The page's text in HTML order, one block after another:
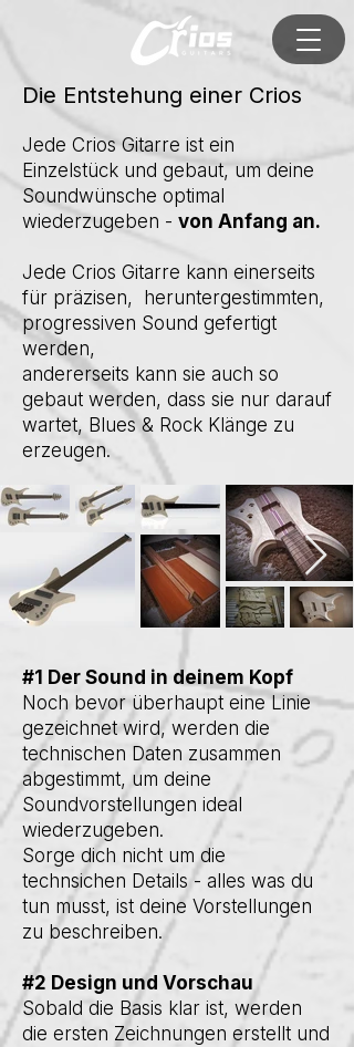
Die Entstehung einer Crios
Jede Crios Gitarre ist ein
Einzelstück und gebaut, um deine
Soundwünsche optimal
wiederzugeben - von Anfang an.
Jede Crios Gitarre kann einerseits
für präzisen, heruntergestimmten,
progressiven Sound gefertigt
werden,
andererseits kann sie auch so
gebaut werden, dass sie nur darauf
wartet, Blues & Rock Klänge zu
erzeugen.
#1 Der Sound in deinem Kopf
Noch bevor überhaupt eine Linie
gezeichnet wird, werden die
technischen Daten zusammen
abgestimmt, um deine
Soundvorstellungen ideal
wiederzugeben.
Sorge dich nicht um die
technsichen Details - alles was du
tun musst, ist deine Vorstellungen
zu beschreiben.
#2 Design und Vorschau
Sobald die Basis klar ist, werden
die ersten Zeichnungen erstellt und